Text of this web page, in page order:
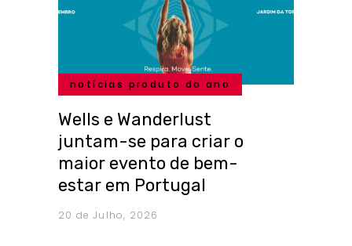
notícias produto do ano
Wells e Wanderlust
juntam-se para criar o
maior evento de bem-
estar em Portugal
20 de Julho, 2026